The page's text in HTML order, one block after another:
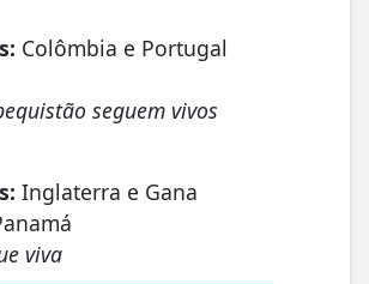
Colômbia e Portugal
seguem vivos
Inglaterra e Gana
viva